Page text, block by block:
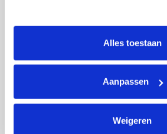
tonen. Je kunt je toestemming op
intrekken via Cookie instellingen
lijst met cookies is te vinden in het
Alles toestaan
Aanpassen
Weigeren